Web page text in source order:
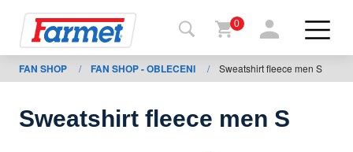
0
FAN SHOP / FAN SHOP - OBLECENI / Sweatshirt fleece men S
Sweatshirt fleece men S